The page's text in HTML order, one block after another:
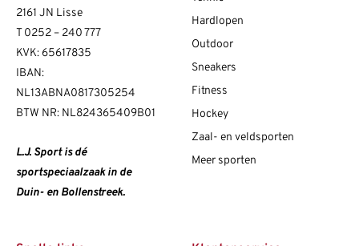
2161 JN Lisse
T0252 – 240 777
KVK: 65617835
IBAN:
NL13ABNA0817305254
BTW NR: NL824365409B01
L.J. Sport is dé
sportspeciaalzaak in de
Duin- en Bollenstreek.
Hardlopen
Outdoor
Sneakers
Fitness
Hockey
Zaal- en veldsporten
Meer sporten